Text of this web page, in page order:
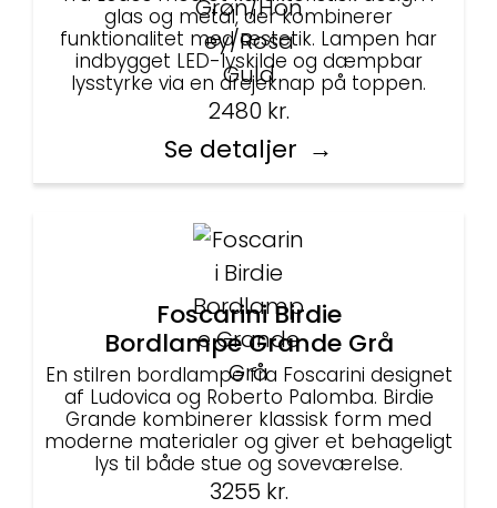
glas og metal, der kombinerer
funktionalitet med æstetik. Lampen har
indbygget LED-lyskilde og dæmpbar
lysstyrke via en drejeknap på toppen.
2480 kr.
Se detaljer
Foscarini Birdie
Bordlampe Grande Grå
En stilren bordlampe fra Foscarini designet
af Ludovica og Roberto Palomba. Birdie
Grande kombinerer klassisk form med
moderne materialer og giver et behageligt
lys til både stue og soveværelse.
3255 kr.